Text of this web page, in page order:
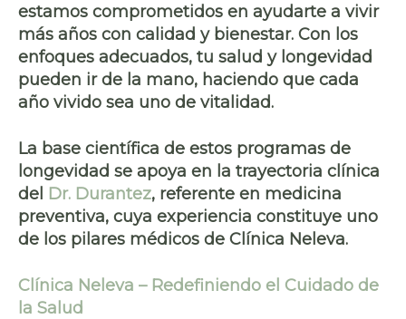
estamos comprometidos en ayudarte a vivir
más años con calidad y bienestar. Con los
enfoques adecuados, tu salud y longevidad
pueden ir de la mano, haciendo que cada
año vivido sea uno de vitalidad.
La base científica de estos programas de
longevidad se apoya en la trayectoria clínica
del Dr. Durantez, referente en medicina
preventiva, cuya experiencia constituye uno
de los pilares médicos de Clínica Neleva.
Clínica Neleva – Redefiniendo el Cuidado de
la Salud